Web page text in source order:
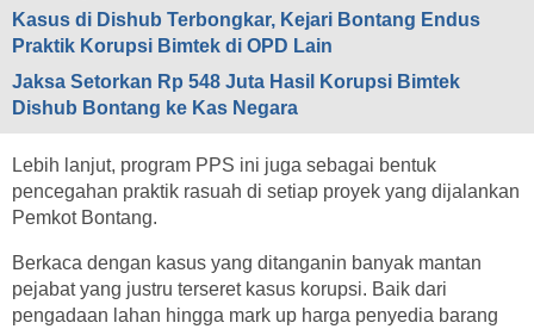
Kasus di Dishub Terbongkar, Kejari Bontang Endus
Praktik Korupsi Bimtek di OPD Lain
Jaksa Setorkan Rp 548 Juta Hasil Korupsi Bimtek
Dishub Bontang ke Kas Negara
Lebih lanjut, program PPS ini juga sebagai bentuk
pencegahan praktik rasuah di setiap proyek yang dijalankan
Pemkot Bontang.
Berkaca dengan kasus yang ditanganin banyak mantan
pejabat yang justru terseret kasus korupsi. Baik dari
pengadaan lahan hingga mark up harga penyedia barang